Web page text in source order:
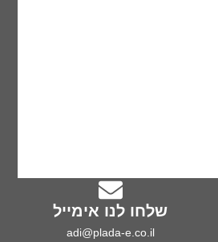
שלחו לנו אימייל
adi@plada-e.co.il